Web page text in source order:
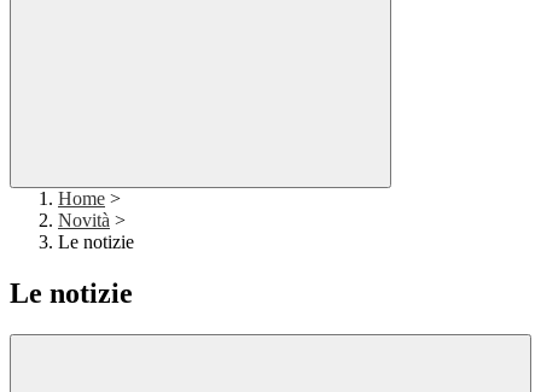
Home >
Novità >
Le notizie
Le notizie